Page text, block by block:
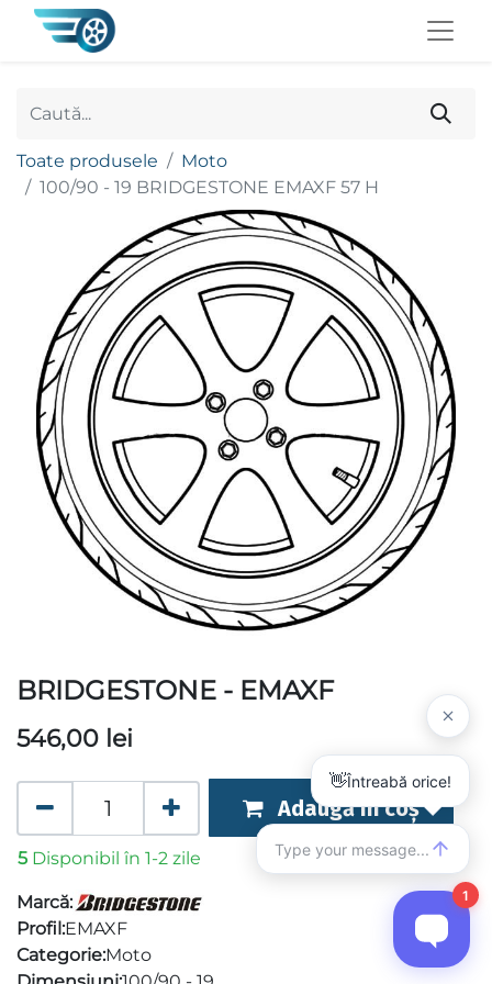
Toate produsele
Moto
100/90 - 19 BRIDGESTONE EMAXF 57 H
BRIDGESTONE - EMAXF
546,00 lei
Adaugă în coș
5 Disponibil în 1-2 zile
Marcă:
Profil:EMAXF
Categorie:Moto